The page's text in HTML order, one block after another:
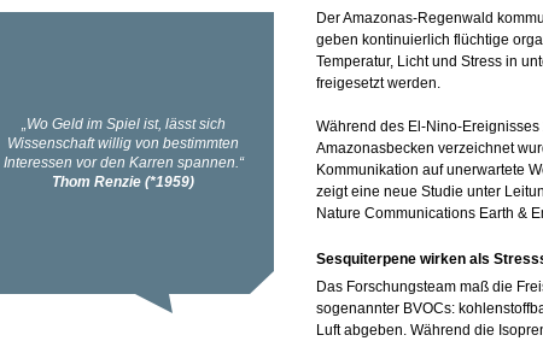
Der Amazonas-Regenwald
geben kontinuierlich flüchtige
Temperatur, Licht und Stress in
freigesetzt werden.
Während des El-Nino-
Amazonasbecken verzeichnet
Kommunikation auf unerwartete
zeigt eine neue Studie unter
Nature Communications Earth &
Sesquiterpene wirken als
Das Forschungsteam maß die
sogenannter BVOCs:
Luft abgeben. Während die